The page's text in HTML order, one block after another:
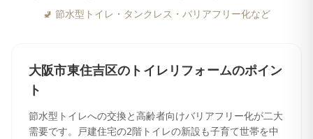
🚽 節水型トイレ・タンクレス・バリアフリー化など
大阪市東住吉区の トイレリフォームのポイン
ト
節水型トイレへの交換と高齢者向けバリアフリー化が二大
需要です。戸建住宅の2階トイレの新設も子育て世帯を中